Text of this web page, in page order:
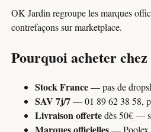
OK Jardin regroupe les marques
contrefaçons sur marketplace.
Pourquoi acheter
Stock France— pas de
SAV 7j/7— 01 89 62 38 58,
Livraison offertedès 50€ —
Marques officielles—